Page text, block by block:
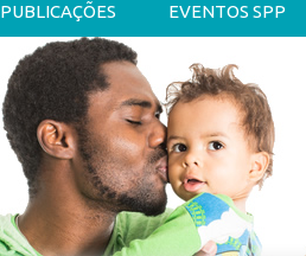
PUBLICAÇÕES EVENTOS SPP